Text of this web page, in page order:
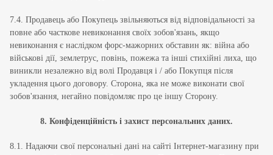
7.4. Продавець або Покупець звільняються від відповідальності за
повне або часткове невиконання своїх зобов'язань, якщо
невиконання є наслідком форс-мажорних обставин як: війна або
військові дії, землетрус, повінь, пожежа та інші стихійні лиха, що
виникли незалежно від волі Продавця і / або Покупця після
укладення цього договору. Сторона, яка не може виконати свої
зобов'язання, негайно повідомляє про це іншу Сторону.
8. Конфіденційність і захист персональних даних.
8.1. Надаючи свої персональні дані на сайті Інтернет-магазину при